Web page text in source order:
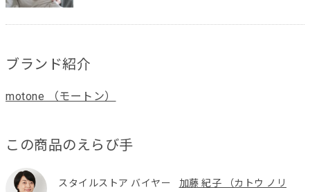
ブランド紹介
motone （モートン）
この商品のえらび手
スタイルストア バイヤー
加藤 紀子 （カトウ ノリ